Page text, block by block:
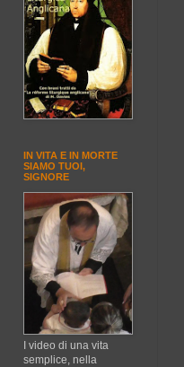
IN VITA E IN MORTE
SIAMO TUOI,
SIGNORE
I video di una vita
semplice, nella